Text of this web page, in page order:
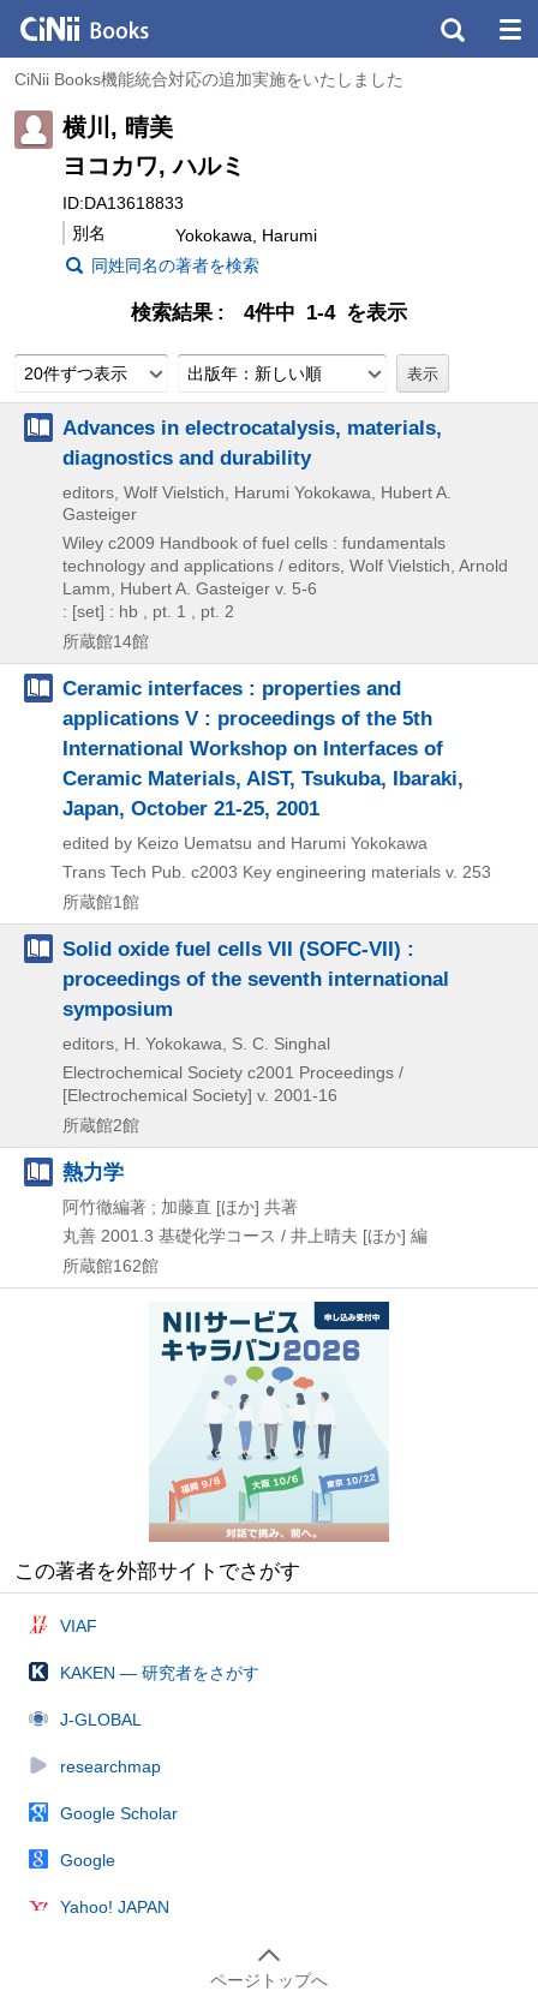
CiNii Books機能統合対応の追加実施をいたしました
横川, 晴美
ヨコカワ, ハルミ
ID:DA13618833
別名
Yokokawa, Harumi
同姓同名の著者を検索
検索結果 4件中 1-4 を表示
20件ずつ表示 出版年：新しい順
Advances in electrocatalysis, materials,
diagnostics and durability
editors, Wolf Vielstich, Harumi Yokokawa, Hubert A.
Gasteiger
Wiley c2009 Handbook of fuel cells : fundamentals
technology and applications / editors, Wolf Vielstich, Arnold
Lamm,
Hubert A. Gasteiger v. 5-6
: [set] : hb , pt. 1 , pt. 2
所蔵館14館
Ceramic interfaces : properties and
applications V : proceedings of the 5th
International Workshop on Interfaces of
Ceramic Materials, AIST, Tsukuba, Ibaraki,
Japan, October 21-25, 2001
edited by Keizo Uematsu and Harumi Yokokawa
Trans Tech Pub. c2003 Key engineering materials v. 253
所蔵館1館
Solid oxide fuel cells VII (SOFC-VII) :
proceedings of the seventh international
symposium
editors, H. Yokokawa, S. C. Singhal
Electrochemical Society c2001 Proceedings /
[Electrochemical Society] v. 2001-16
所蔵館2館
熱力学
阿竹徹編著 ; 加藤直 [ほか] 共著
丸善 2001.3 基礎化学コース / 井上晴夫 [ほか] 編
所蔵館162館
この著者を外部サイトでさがす
VIAF
KAKEN — 研究者をさがす
J-GLOBAL
researchmap
Google Scholar
Google
Yahoo! JAPAN
ページトップへ